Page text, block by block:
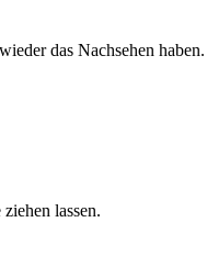
das Nachsehen haben.
lassen.